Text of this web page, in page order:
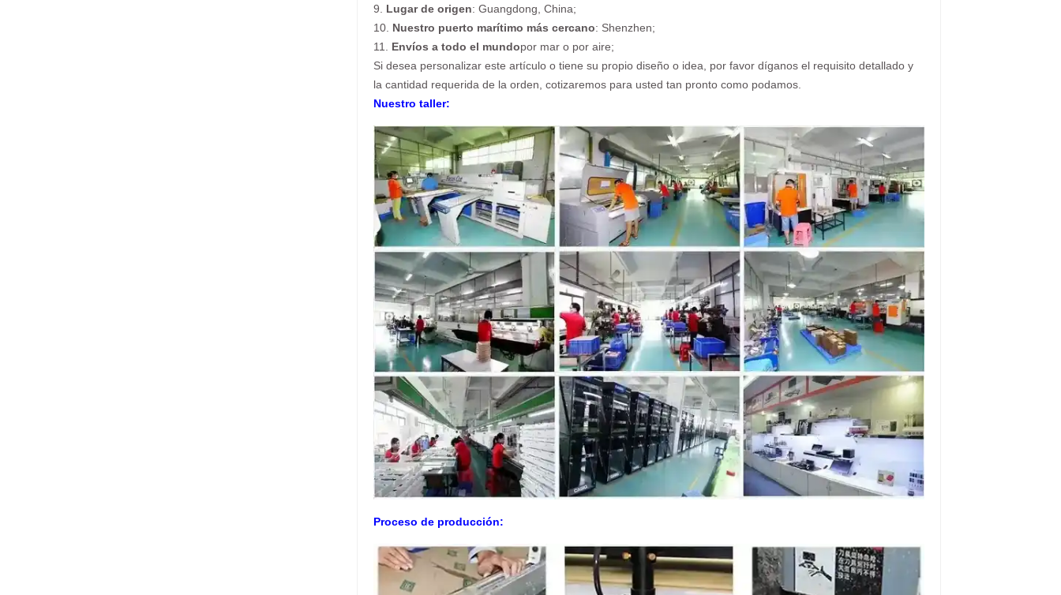
9. Lugar de origen: Guangdong, China;
10. Nuestro puerto marítimo más cercano: Shenzhen;
11. Envíos a todo el mundopor mar o por aire;
Si desea personalizar este artículo o tiene su propio diseño o idea, por favor díganos el requisito detallado y
la cantidad requerida de la orden, cotizaremos para usted tan pronto como podamos.
Nuestro taller:
Proceso de producción: